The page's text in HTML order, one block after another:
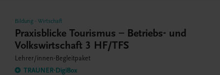
Bildung - Wirtschaft
Praxisblicke Tourismus – Betriebs- und
Volkswirtschaft 3 HF/TFS
Lehrer/innen-Begleitpaket
TRAUNER-DigiBox